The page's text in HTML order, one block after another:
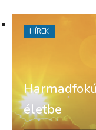
életbe
HÍREK